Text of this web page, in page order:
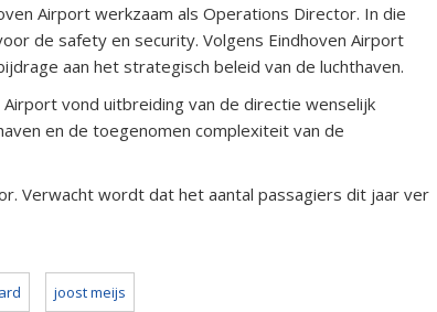
Airport werkzaam als Operations Director. In die
de safety en security. Volgens Eindhoven Airport
aan het strategisch beleid van de luchthaven.
Airport vond uitbreiding van de directie wenselijk
en de toegenomen complexiteit van de
Verwacht wordt dat het aantal passagiers dit jaar ver
joost meijs